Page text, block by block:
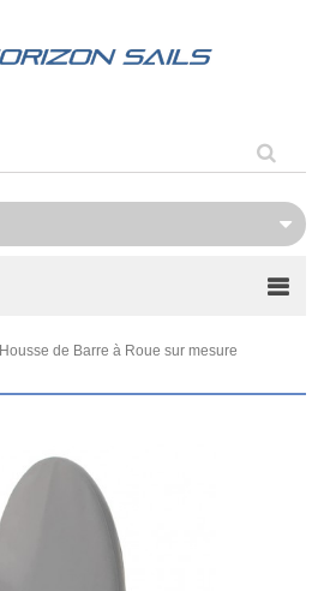
Housse de Barre à Roue sur mesure